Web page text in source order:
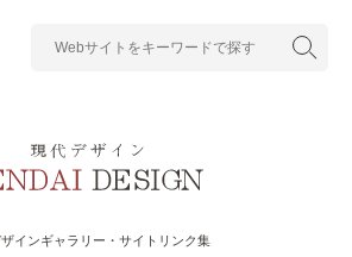
インギャラリー・サイトリンク集